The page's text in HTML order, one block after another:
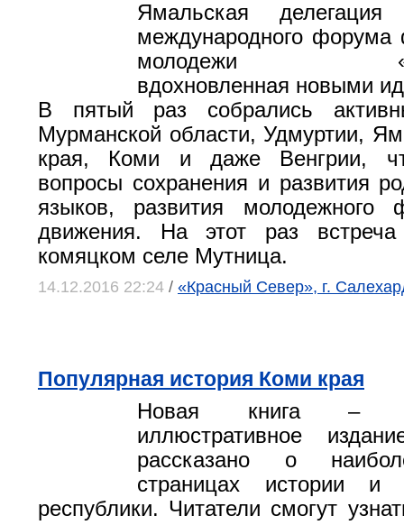
Ямальская
международного форума
молодежи
вдохновленная новыми
В пятый раз собрались
Мурманской области, Удмуртии,
края, Коми и даже Венгрии,
вопросы сохранения и развития
языков, развития молодежного
движения. На этот раз встреча
комяцком селе Мутница.
14.12.2016 22:24 / «Красный Север», г.
Популярная история Коми края
Новая книга –
иллюстративное
рассказано о
страницах истории и
республики. Читатели смогут